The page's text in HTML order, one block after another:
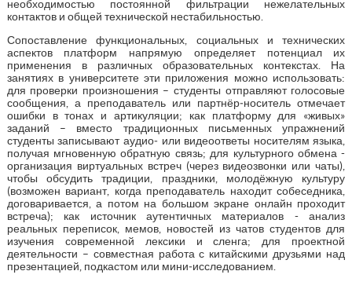
необходимостью постоянной фильтрации нежелательных
контактов и общей технической нестабильностью.
Сопоставление функциональных, социальных и технических
аспектов платформ напрямую определяет потенциал их
применения в различных образовательных контекстах. На
занятиях в университете эти приложения можно использовать:
для проверки произношения – студенты отправляют голосовые
сообщения, а преподаватель или партнёр‑носитель отмечает
ошибки в тонах и артикуляции; как платформу для «живых»
заданий – вместо традиционных письменных упражнений
студенты записывают аудио‑ или видеоответы носителям языка,
получая мгновенную обратную связь; для культурного обмена -
организация виртуальных встреч (через видеозвонки или чаты),
чтобы обсудить традиции, праздники, молодёжную культуру
(возможен вариант, когда преподаватель находит собеседника,
договаривается, а потом на большом экране онлайн проходит
встреча); как источник аутентичных материалов - анализ
реальных переписок, мемов, новостей из чатов студентов для
изучения современной лексики и сленга; для проектной
деятельности – совместная работа с китайскими друзьями над
презентацией, подкастом или мини‑исследованием.